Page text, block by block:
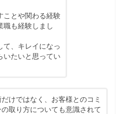
ことや関わる経験
職も経験しまし
て、キレイになっ
いたいと思ってい
けではなく、お客様とのコミ
取り方についても意識されて